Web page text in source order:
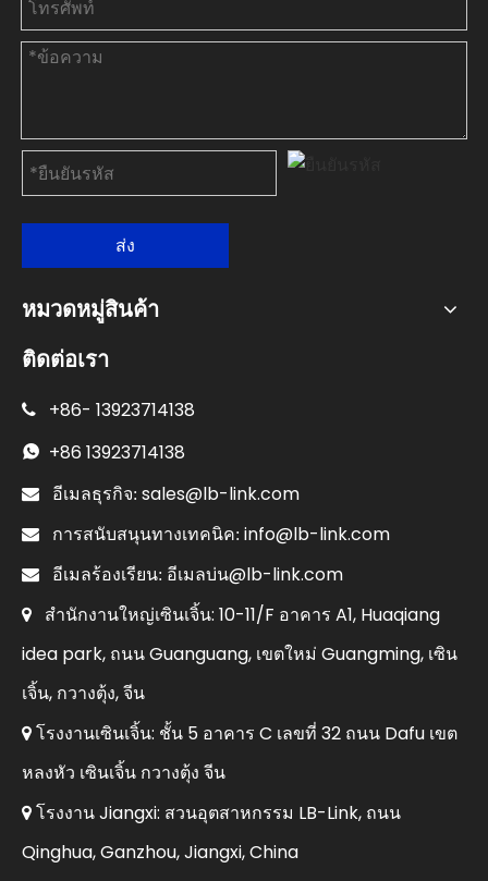
ส่ง
หมวดหมู่สินค้า
ติดต่อเรา
 +86- 13923714138
 +86 13923714138
 อีเมลธุรกิจ: sales@lb-link.com
 การสนับสนุนทางเทคนิค: info@lb-link.com
 อีเมลร้องเรียน: อีเมลบ่น@lb-link.com
 สำนักงานใหญ่เซินเจิ้น: 10-11/F อาคาร A1, Huaqiang
idea park, ถนน Guanguang, เขตใหม่ Guangming, เซิน
เจิ้น, กวางตุ้ง, จีน
 โรงงานเซินเจิ้น: ชั้น 5 อาคาร C เลขที่ 32 ถนน Dafu เขต
หลงหัว เซินเจิ้น กวางตุ้ง จีน
 โรงงาน Jiangxi: สวนอุตสาหกรรม LB-Link, ถนน
Qinghua, Ganzhou, Jiangxi, China